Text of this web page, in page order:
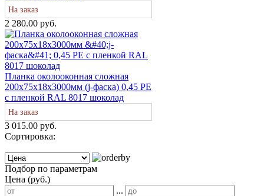
На заказ
2 280.00 руб.
Планка околооконная сложная
200х75х18х3000мм (j-фаска) 0,45 PE
с пленкой RAL 8017 шоколад
На заказ
3 015.00 руб.
Сортировка:
Подбор по параметрам
Цена (руб.)
...